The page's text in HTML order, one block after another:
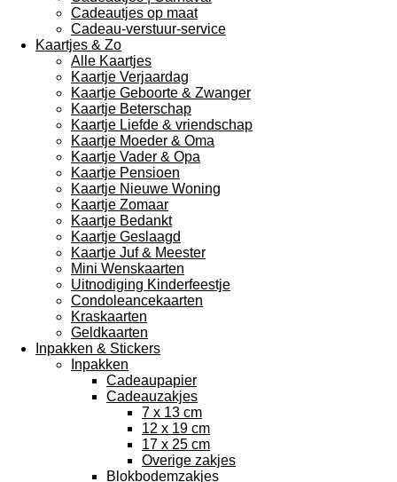
Cadeautjes op maat
Cadeau-verstuur-service
Kaartjes & Zo
Alle Kaartjes
Kaartje Verjaardag
Kaartje Geboorte & Zwanger
Kaartje Beterschap
Kaartje Liefde & vriendschap
Kaartje Moeder & Oma
Kaartje Vader & Opa
Kaartje Pensioen
Kaartje Nieuwe Woning
Kaartje Zomaar
Kaartje Bedankt
Kaartje Geslaagd
Kaartje Juf & Meester
Mini Wenskaarten
Uitnodiging Kinderfeestje
Condoleancekaarten
Kraskaarten
Geldkaarten
Inpakken & Stickers
Inpakken
Cadeaupapier
Cadeauzakjes
7 x 13 cm
12 x 19 cm
17 x 25 cm
Overige zakjes
Blokbodemzakjes